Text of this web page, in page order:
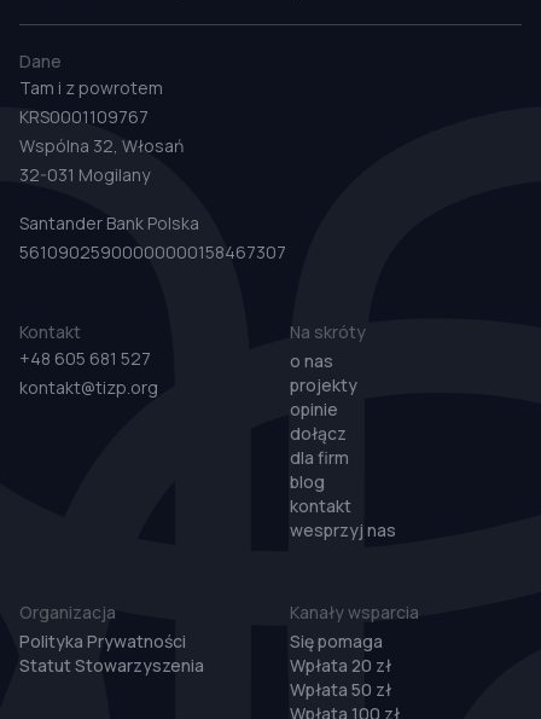
Dane
Tam i z powrotem
KRS0001109767
Wspólna 32, Włosań
32-031 Mogilany
Santander Bank Polska
56109025900000000158467307
Kontakt
+48 605 681 527
kontakt@tizp.org
Na skróty
o nas
projekty
opinie
dołącz
dla firm
blog
kontakt
wesprzyj nas
Organizacja
Polityka Prywatności
Statut Stowarzyszenia
Kanały wsparcia
Się pomaga
Wpłata 20 zł
Wpłata 50 zł
Wpłata 100 zł